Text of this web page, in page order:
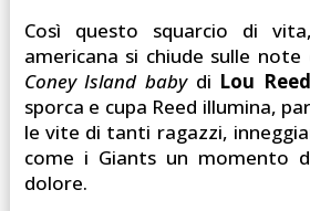
Così questo squarcio di
americana si chiude sulle note
Coney Island babydi Lou Reed
sporca e cupa Reed illumina,
le vite di tanti ragazzi,
come i Giants un momento
dolore.